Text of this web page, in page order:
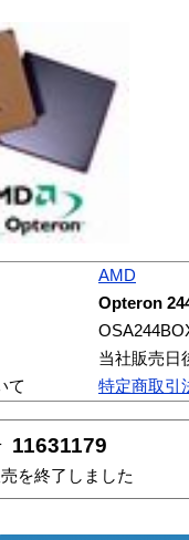
AMD
Opteron
当社販売日
て
特定商取引
11631179
を終了しました